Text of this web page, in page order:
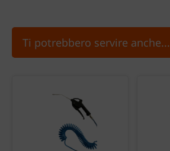
Ti potrebbero servire anche...